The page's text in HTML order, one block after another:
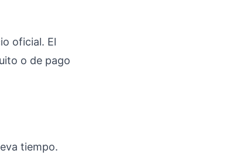
oficial. El
o de pago
tiempo.